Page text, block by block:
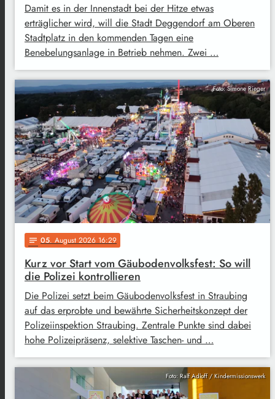
Damit es in der Innenstadt bei der Hitze etwas
erträglicher wird, will die Stadt Deggendorf am Oberen
Stadtplatz in den kommenden Tagen eine
Benebelungsanlage in Betrieb nehmen. Zwei …
Foto: Simone Rieger
notes 05. August 2026 16:29
Kurz vor Start vom Gäubodenvolksfest: So will
die Polizei kontrollieren
Die Polizei setzt beim Gäubodenvolksfest in Straubing
auf das erprobte und bewährte Sicherheitskonzept der
Polizeiinspektion Straubing. Zentrale Punkte sind dabei
hohe Polizeipräsenz, selektive Taschen- und …
Foto: Ralf Adloff / Kindermissionswerk